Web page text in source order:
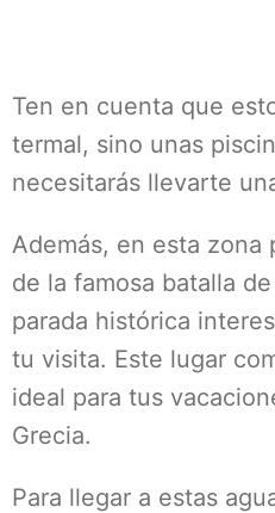
Ten en cuenta que
termal, sino unas
necesitarás llevarte
Además, en esta zona
de la famosa batalla
parada histórica
tu visita. Este lugar
ideal para tus
Grecia.
Para llegar a estas